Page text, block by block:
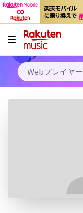
キャンペーン
料金プラン
使い方